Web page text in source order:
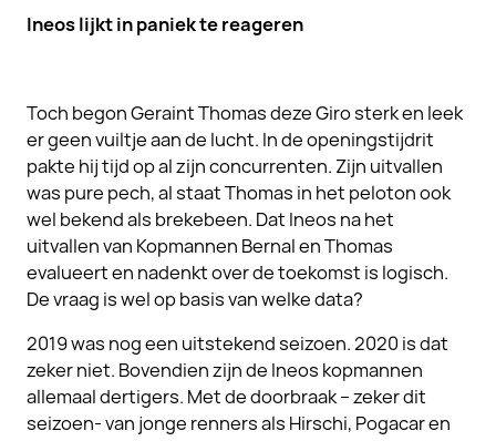
Ineos lijkt in paniek te reageren
Toch begon Geraint Thomas deze Giro sterk en leek
er geen vuiltje aan de lucht. In de openingstijdrit
pakte hij tijd op al zijn concurrenten. Zijn uitvallen
was pure pech, al staat Thomas in het peloton ook
wel bekend als brekebeen. Dat Ineos na het
uitvallen van Kopmannen Bernal en Thomas
evalueert en nadenkt over de toekomst is logisch.
De vraag is wel op basis van welke data?
2019 was nog een uitstekend seizoen. 2020 is dat
zeker niet. Bovendien zijn de Ineos kopmannen
allemaal dertigers. Met de doorbraak – zeker dit
seizoen- van jonge renners als Hirschi, Pogacar en